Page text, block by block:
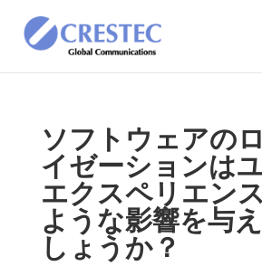
ソフトウェアの
イゼーションは
エクスペリエン
ような影響を与
しょうか？